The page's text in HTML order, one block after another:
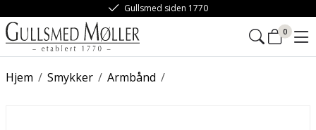
Gullsmed siden 1770
0
/
Hjem /
Smykker /
Armbånd